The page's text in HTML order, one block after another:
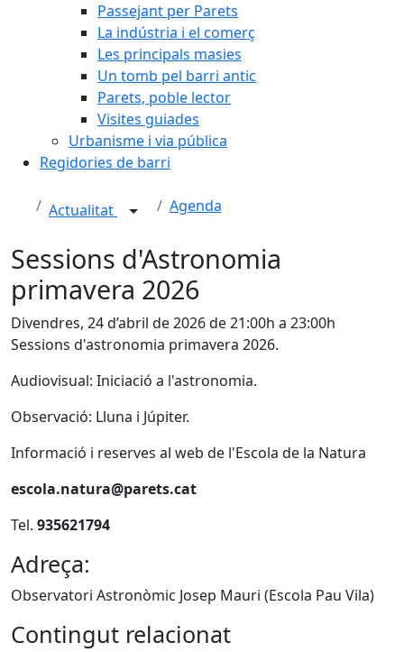
Passejant per Parets
La indústria i el comerç
Les principals masies
Un tomb pel barri antic
Parets, poble lector
Visites guiades
Urbanisme i via pública
Regidories de barri
Actualitat Agenda
Sessions d'Astronomia
primavera 2026
Divendres, 24 d’abril de 2026 de 21:00h a 23:00h
Sessions d'astronomia primavera 2026.
Audiovisual: Iniciació a l'astronomia.
Observació: Lluna i Júpiter.
Informació i reserves al web de l'Escola de la Natura
escola.natura@parets.cat
Tel. 935621794
Adreça:
Observatori Astronòmic Josep Mauri (Escola Pau Vila)
Contingut relacionat